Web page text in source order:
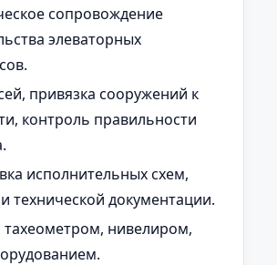
сопровождение
элеваторных
привязка сооружений к
контроль правильности
исполнительных схем,
технической документации.
тахеометром, нивелиром,